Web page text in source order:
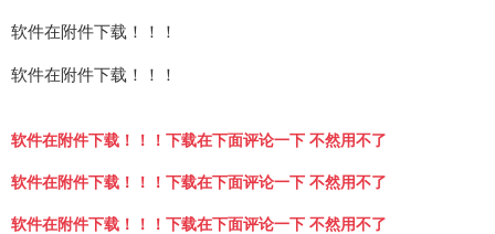
软件在附件下载！！！
软件在附件下载！！！
软件在附件下载！！！下载在下面评论一下 不然用不了
软件在附件下载！！！下载在下面评论一下 不然用不了
软件在附件下载！！！下载在下面评论一下 不然用不了